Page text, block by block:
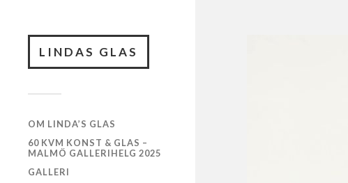
LINDAS GLAS
OM LINDA’S GLAS
60 KVM KONST & GLAS –
MALMÖ GALLERIHELG 2025
GALLERI